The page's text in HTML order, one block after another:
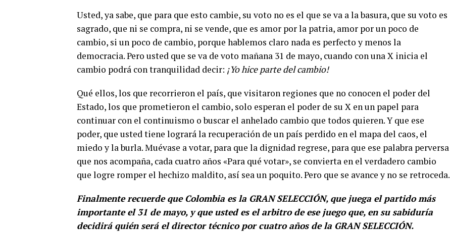
Usted, ya sabe, que para que esto cambie, su voto no es el que se va a la basura, que su voto es
sagrado, que ni se compra, ni se vende, que es amor por la patria, amor por un poco de
cambio, si un poco de cambio, porque hablemos claro nada es perfecto y menos la
democracia. Pero usted que se va de voto mañana 31 de mayo, cuando con una X inicia el
cambio podrá con tranquilidad decir: ¡Yo hice parte del cambio!
Qué ellos, los que recorrieron el país, que visitaron regiones que no conocen el poder del
Estado, los que prometieron el cambio, solo esperan el poder de su X en un papel para
continuar con el continuismo o buscar el anhelado cambio que todos quieren. Y que ese
poder, que usted tiene logrará la recuperación de un país perdido en el mapa del caos, el
miedo y la burla. Muévase a votar, para que la dignidad regrese, para que ese palabra perversa
que nos acompaña, cada cuatro años «Para qué votar», se convierta en el verdadero cambio
que logre romper el hechizo maldito, así sea un poquito. Pero que se avance y no se retroceda.
Finalmente recuerde que Colombia es la GRAN SELECCIÓN, que juega el partido más
importante el 31 de mayo, y que usted es el arbitro de ese juego que, en su sabiduría
decidirá quién será el director técnico por cuatro años de la GRAN SELECCIÓN.